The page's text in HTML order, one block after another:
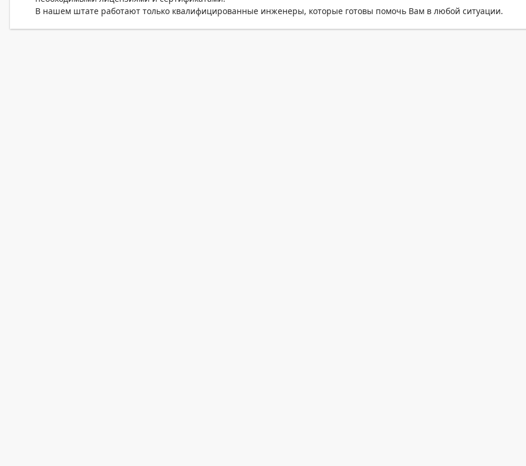
В нашем штате работают только квалифицированные инженеры, которые готовы помочь Вам в любой ситуации.